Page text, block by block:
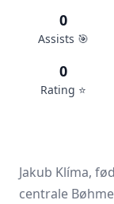
0
Assists 🎯
0
Rating ⭐️
Jakub Klíma,
centrale